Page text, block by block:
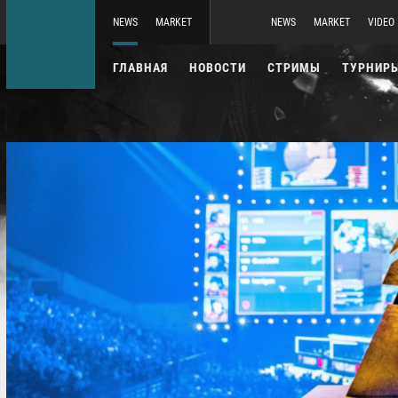
NEWS MARKET NEWS MARKET VIDEO
ГЛАВНАЯ НОВОСТИ СТРИМЫ